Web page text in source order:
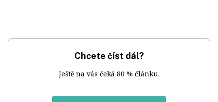
Chcete číst dál?
Ještě na vás čeká 80 % článku.